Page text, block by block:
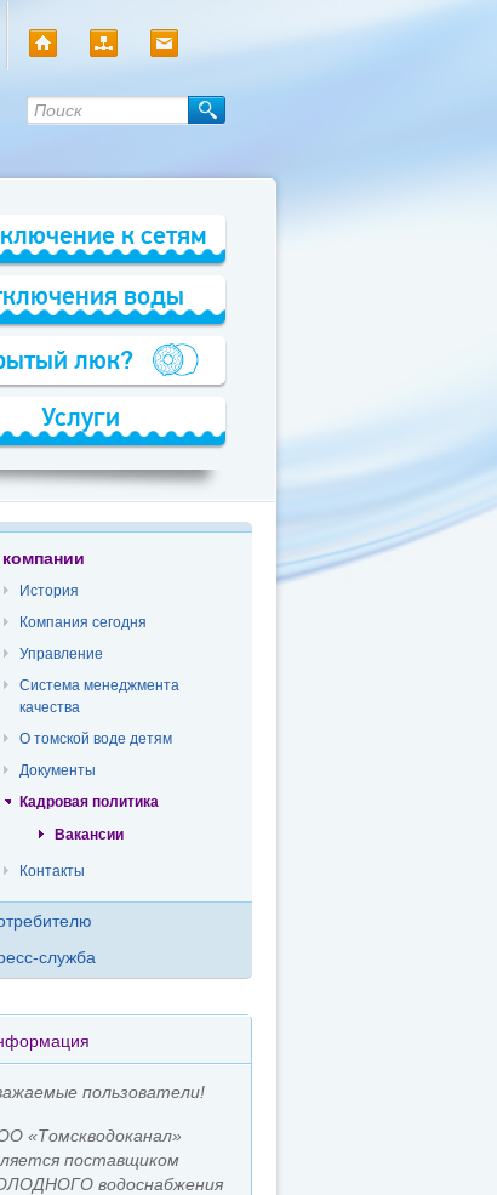
к сетям
воды
люк?
Услуги
История
Компания сегодня
Управление
Система менеджмента
качества
О томской воде детям
Документы
Кадровая политика
Вакансии
Контакты
служба
пользователи!
«Томскводоканал»
поставщиком
водоснабжения